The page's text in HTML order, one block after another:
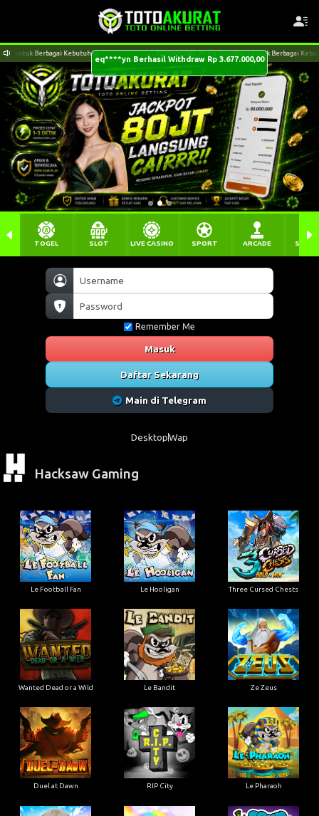
TOTOAKURAT, Mitra Distribusi untuk Berbagai Kebutuhan
Remember Me
Masuk
Daftar Sekarang
Main di Telegram
TOGEL SLOT LIVE CASINO SPORT ARCADE
DesktopWap
Hacksaw Gaming
Le Football Fan Le Hooligan Three Cursed Chests
Wanted Dead or a Wild Le Bandit Ze Zeus
Duel at Dawn RIP City Le Pharaoh
eq****yn Berhasil Withdraw Rp 3.677.000,00